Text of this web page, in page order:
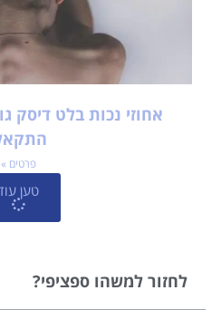
אחוזי נכות בלט דיסק
פרטים »
טען
לחזור למשהו ספציפי?